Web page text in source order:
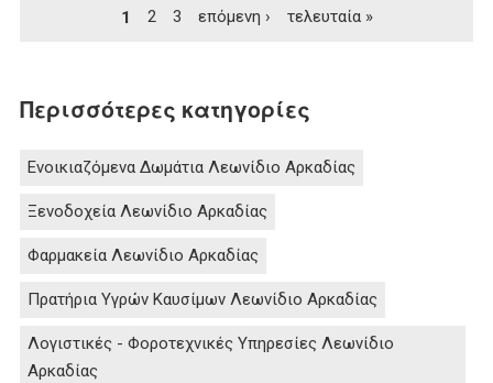
1 2 3 επόμενη › τελευταία »
Περισσότερες κατηγορίες
Ενοικιαζόμενα Δωμάτια Λεωνίδιο Αρκαδίας
Ξενοδοχεία Λεωνίδιο Αρκαδίας
Φαρμακεία Λεωνίδιο Αρκαδίας
Πρατήρια Υγρών Καυσίμων Λεωνίδιο Αρκαδίας
Λογιστικές - Φοροτεχνικές Υπηρεσίες Λεωνίδιο
Αρκαδίας